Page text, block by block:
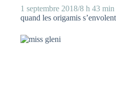
1 septembre 2018/8 h 43 min
quand les origamis